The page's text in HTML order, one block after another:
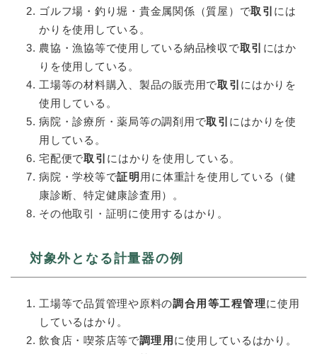
ゴルフ場・釣り堀・貴金属関係（質屋）で取引 には
かりを使用している。
農協・漁協等で使用している納品検収で取引 にはか
りを使用している。
工場等の材料購入、製品の販売用で取引 にはかりを
使用している。​
病院・診療所・薬局等の調剤用で取引 にはかりを使
用している。
宅配便で取引 にはかりを使用している。
病院・学校等で証明 用に体重計を使用している（健
康診断、特定健康診査用）。
その他取引・証明に使用するはかり。
対象外となる計量器の例
工場等で品質管理や原料の調合用等工程管理に使用
しているはかり。
飲食店・喫茶店等で調理用 に使用しているはかり。